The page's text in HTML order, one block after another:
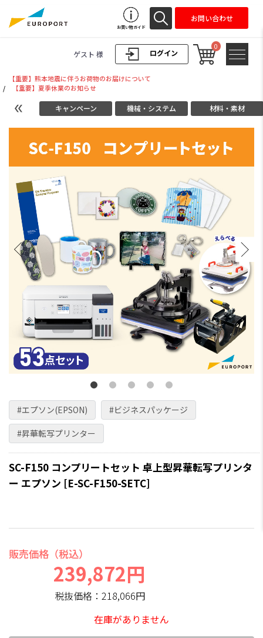
ログイン
ゲスト 様
0
お買い物ガイド
お問い合わせ
【重要】熊本地震に伴うお荷物のお届けについて
/
【重要】夏季休業のお知らせ
キャンペーン 機械・システム 材料・素材
#エプソン(EPSON)
#ビジネスパッケージ
#昇華転写プリンター
SC-F150 コンプリートセット 卓上型昇華転写プリンタ
ー エプソン [E-SC-F150-SETC]
販売価格（税込）
239,872円
税抜価格：218,066円
在庫がありません